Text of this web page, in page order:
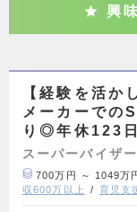
興
【経験を活
メーカーでの
り◎年休123日
スーパーバイザー
700万円 ～ 1049万
収600万以上
育児支